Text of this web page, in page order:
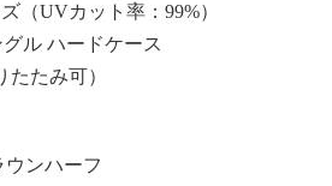
（UVカット率：99%）
ル ハードケース
たたみ可）
ンハーフ